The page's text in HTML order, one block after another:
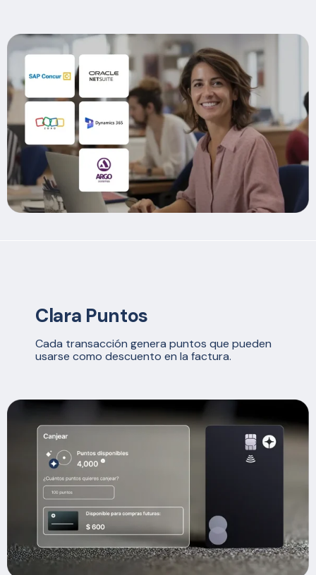
Clara Puntos
Cada transacción genera puntos que pueden
usarse como descuento en la factura.